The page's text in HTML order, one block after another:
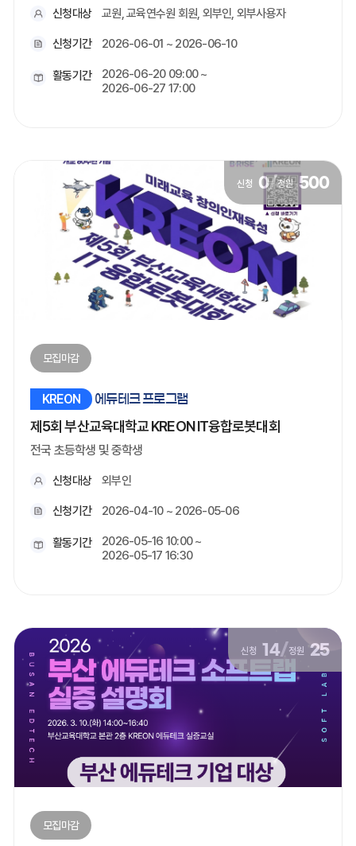
신청대상 교원, 교육연수원 회원, 외부인, 외부사용자
신청기간 2026-06-01 ~ 2026-06-10
활동기간
2026-06-20 09:00 ~
2026-06-27 17:00
신청 0/정원 500
모집마감
KREON 에듀테크 프로그램
제5회 부산교육대학교 KREON IT융합로봇대회
전국 초등학생 및 중학생
신청대상 외부인
신청기간 2026-04-10 ~ 2026-05-06
활동기간
2026-05-16 10:00 ~
2026-05-17 16:30
신청 14/정원 25
모집마감